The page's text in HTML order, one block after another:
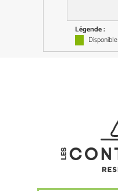
Légende :
Disponible